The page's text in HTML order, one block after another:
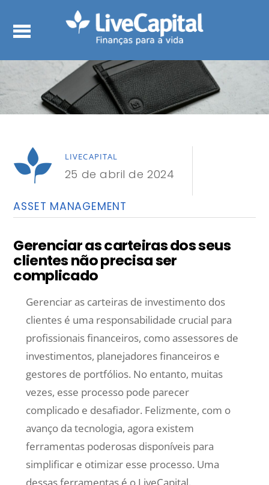
LIVECAPITAL
25 de abril de 2024
ASSET MANAGEMENT
Gerenciar as carteiras dos seus
clientes não precisa ser
complicado
Gerenciar as carteiras de investimento dos
clientes é uma responsabilidade crucial para
profissionais financeiros, como assessores de
investimentos, planejadores financeiros e
gestores de portfólios. No entanto, muitas
vezes, esse processo pode parecer
complicado e desafiador. Felizmente, com o
avanço da tecnologia, agora existem
ferramentas poderosas disponíveis para
simplificar e otimizar esse processo. Uma
dessas ferramentas é o LiveCapital.